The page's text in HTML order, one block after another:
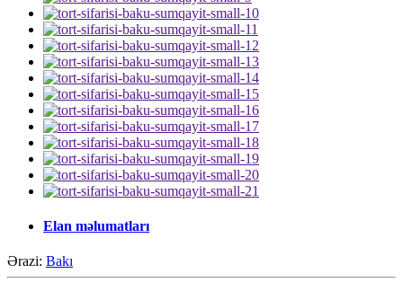
Elan məlumatları
Ərazi: Bakı